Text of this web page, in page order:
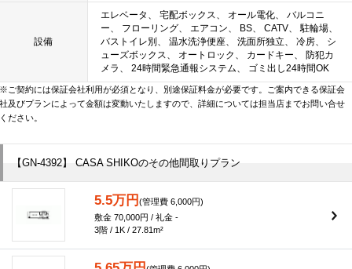
設備
エレベータ、 宅配ボックス、 オール電化、 バルコニ
ー、 フローリング、 エアコン、 BS、 CATV、 駐輪場、
バストイレ別、 温水洗浄便座、 洗面所独立、 冷房、 シ
ューズボックス、 オートロック、 カードキー、 防犯カ
メラ、 24時間緊急通報システム、 ゴミ出し24時間OK
※ご契約には保証会社利用が必須となり、別途保証料金が必要です。ご案内できる保証会
社及びプランによって金額は変動いたしますので、詳細については担当店までお問い合せ
ください。
【GN-4392】 CASA SHIKOのその他間取りプラン
5.5万円 (管理費 6,000円)
敷金 70,000円 / 礼金 -
3階 / 1K / 27.81m²